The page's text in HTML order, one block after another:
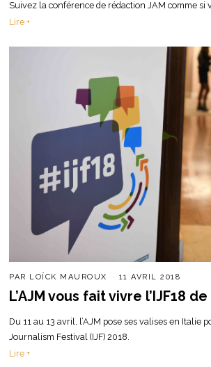
Suivez la conférence de rédaction JAM comme si
Lire +
PAR LOÏCK MAUROUX 11 AVRIL 2018
L’AJM vous fait vivre l’IJF18
Du 11 au 13 avril, l’AJM pose ses valises en Italie
Journalism Festival (IJF) 2018.
Lire +